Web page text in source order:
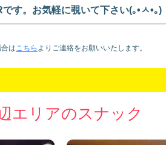
す。お気軽に覗いて下さい(｡•ㅅ•｡)
はこちら より ご連絡をお願いいたします。
エリアのスナック